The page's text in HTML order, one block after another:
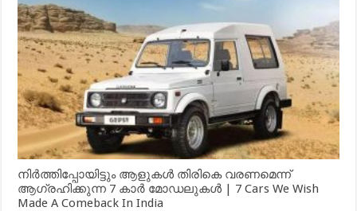
നിർത്തിപ്പോയിട്ടും ആളുകൾ തിരികെ വരണമെന്ന്
ആഗ്രഹിക്കുന്ന 7 കാർ മോഡലുകൾ | 7 Cars We Wish
Made A Comeback In India